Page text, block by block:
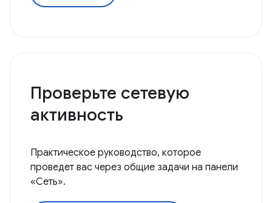
Проверьте сетевую
активность
Практическое руководство, которое
проведет вас через общие задачи на панели
«Сеть».